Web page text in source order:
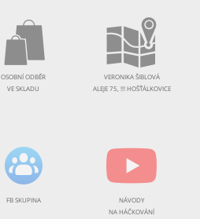
OSOBNÍ ODBĚR
VE SKLADU
VERONIKA ŠIBLOVÁ
ALEJE 75, !!! HOŠŤÁLKOVICE
FB SKUPINA
NÁVODY
NA HÁČKOVÁNÍ